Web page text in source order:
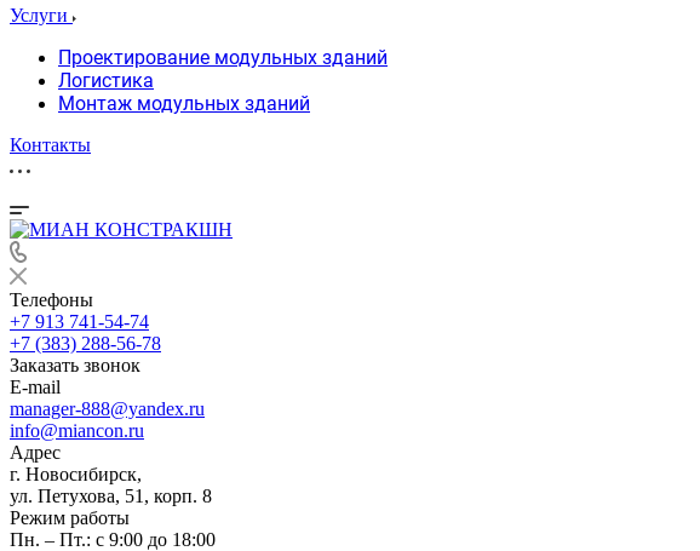
Услуги
Проектирование модульных зданий
Логистика
Монтаж модульных зданий
Контакты
Телефоны
+7 913 741-54-74
+7 (383) 288-56-78
Заказать звонок
E-mail
manager-888@yandex.ru
info@miancon.ru
Адрес
г. Новосибирск,
ул. Петухова, 51, корп. 8
Режим работы
Пн. – Пт.: с 9:00 до 18:00